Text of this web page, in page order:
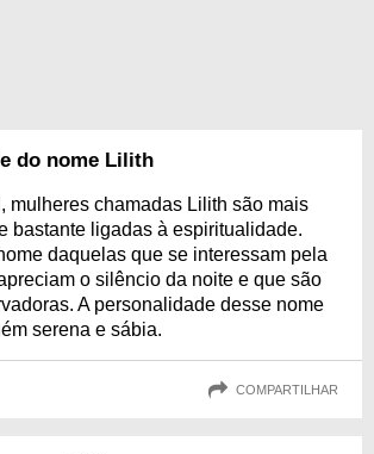
do nome Lilith
mulheres chamadas Lilith são mais
bastante ligadas à espiritualidade.
daquelas que se interessam pela
o silêncio da noite e que são
A personalidade desse nome
serena e sábia.
COMPARTILHAR